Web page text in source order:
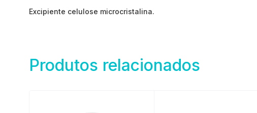
Excipiente celulose microcristalina.
Produtos relacionados